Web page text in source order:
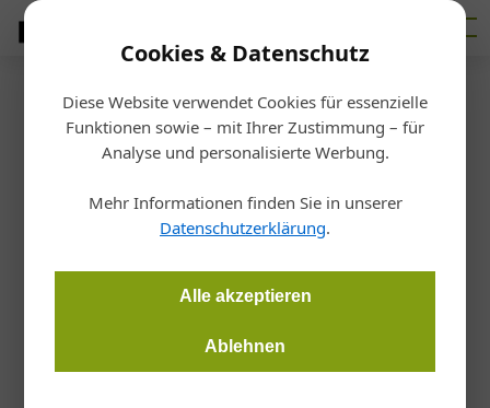
Cookies & Datenschutz
Diese Website verwendet Cookies für essenzielle
Funktionen sowie – mit Ihrer Zustimmung – für
Analyse und personalisierte Werbung.
Mehr Informationen finden Sie in unserer
Datenschutzerklärung.
Alle akzeptieren
Ablehnen
Startseite /Markt
Dekarbonisierung
Klimaneutraler Gebäudesektor
erst 2075?
Redaktion Handwerk + Bau
Es sei noch ein langer Weg zur Dekarbonisierung, meinen die